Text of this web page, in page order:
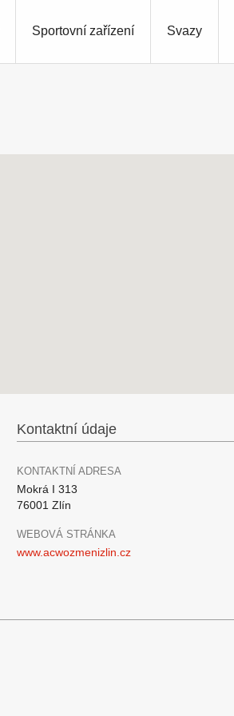
Sportovní zařízení Svazy
Kontaktní údaje
KONTAKTNÍ ADRESA
Mokrá I 313
76001 Zlín
WEBOVÁ STRÁNKA
www.acwozmenizlin.cz